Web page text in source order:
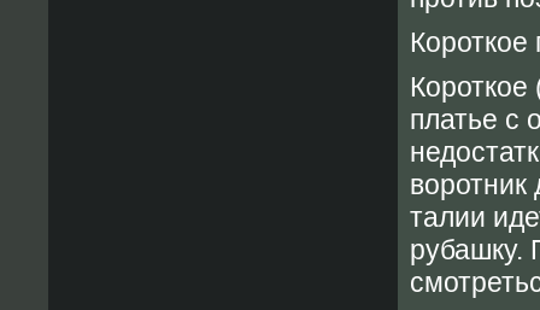
Короткое
платье с
талии
рубашку.